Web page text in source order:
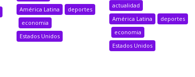
América Latina
deportes
economia
Estados Unidos
actualidad
América Latina
deportes
economia
Estados Unidos